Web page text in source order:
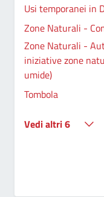
Usi temporanei in
Zone Naturali -
Zone Naturali -
iniziative zone
umide)
Tombola
Vedi altri 6